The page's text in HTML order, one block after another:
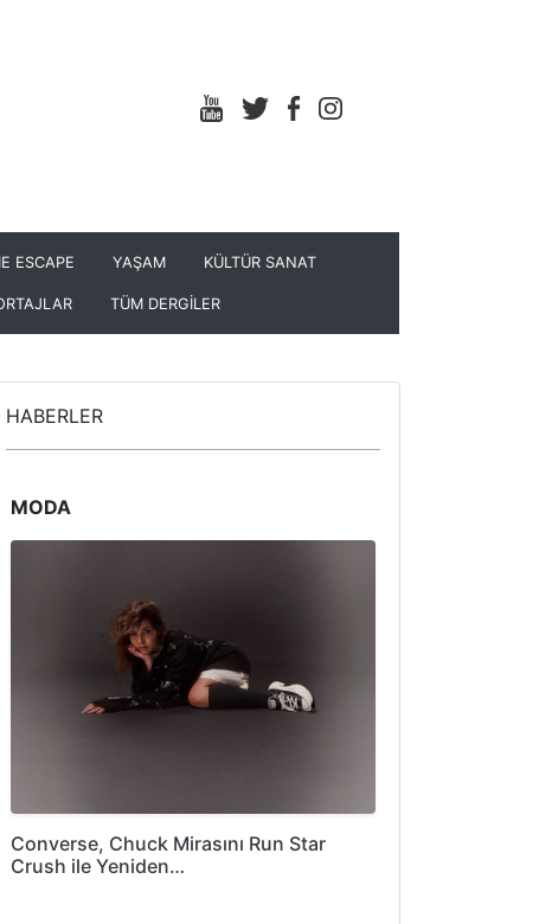
ESCAPE YAŞAM KÜLTÜR SANAT
TÜM DERGİLER
HABERLER
MODA
Converse, Chuck Mirasını Run Star
Crush ile Yeniden…